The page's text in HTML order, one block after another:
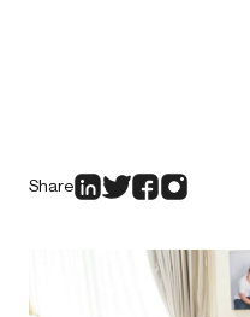
Share